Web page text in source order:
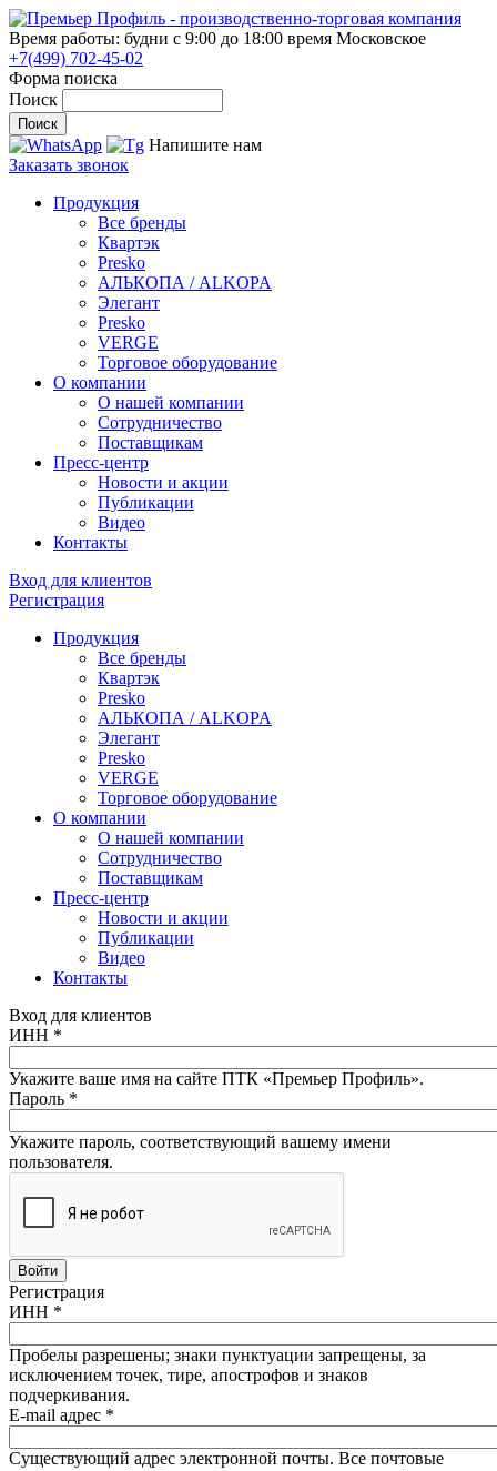
Время работы: будни с 9:00 до 18:00 время Московское
+7(499) 702-45-02
Форма поиска
Поиск
Напишите нам
Заказать звонок
Продукция
Все бренды
Квартэк
Presko
АЛЬКОПА / ALKOPA
Элегант
Presko
VERGE
Торговое оборудование
О компании
О нашей компании
Сотрудничество
Поставщикам
Пресс-центр
Новости и акции
Публикации
Видео
Контакты
Вход для клиентов
Регистрация
Продукция
Все бренды
Квартэк
Presko
АЛЬКОПА / ALKOPA
Элегант
Presko
VERGE
Торговое оборудование
О компании
О нашей компании
Сотрудничество
Поставщикам
Пресс-центр
Новости и акции
Публикации
Видео
Контакты
Вход для клиентов
ИНН *
Укажите ваше имя на сайте ПТК «Премьер Профиль».
Пароль *
Укажите пароль, соответствующий вашему имени
пользователя.
Регистрация
ИНН *
Пробелы разрешены; знаки пунктуации запрещены, за
исключением точек, тире, апострофов и знаков
подчеркивания.
E-mail адрес *
Существующий адрес электронной почты. Все почтовые